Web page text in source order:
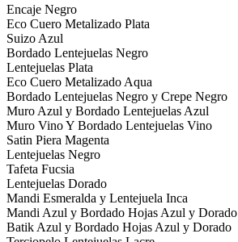
Encaje Negro
Eco Cuero Metalizado Plata
Suizo Azul
Bordado Lentejuelas Negro
Lentejuelas Plata
Eco Cuero Metalizado Aqua
Bordado Lentejuelas Negro y Crepe Negro
Muro Azul y Bordado Lentejuelas Azul
Muro Vino Y Bordado Lentejuelas Vino
Satin Piera Magenta
Lentejuelas Negro
Tafeta Fucsia
Lentejuelas Dorado
Mandi Esmeralda y Lentejuela Inca
Mandi Azul y Bordado Hojas Azul y Dorado
Batik Azul y Bordado Hojas Azul y Dorado